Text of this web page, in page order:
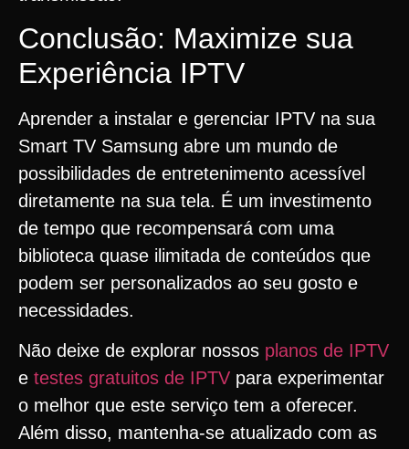
Conclusão: Maximize sua
Experiência IPTV
Aprender a instalar e gerenciar IPTV na sua
Smart TV Samsung abre um mundo de
possibilidades de entretenimento acessível
diretamente na sua tela. É um investimento
de tempo que recompensará com uma
biblioteca quase ilimitada de conteúdos que
podem ser personalizados ao seu gosto e
necessidades.
Não deixe de explorar nossos planos de IPTV
e testes gratuitos de IPTV para experimentar
o melhor que este serviço tem a oferecer.
Além disso, mantenha-se atualizado com as